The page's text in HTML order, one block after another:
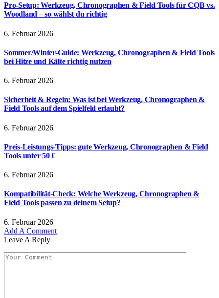
Pro-Setup: Werkzeug, Chronographen & Field Tools für CQB vs.
Woodland – so wählst du richtig
6. Februar 2026
Sommer/Winter-Guide: Werkzeug, Chronographen & Field Tools
bei Hitze und Kälte richtig nutzen
6. Februar 2026
Sicherheit & Regeln: Was ist bei Werkzeug, Chronographen &
Field Tools auf dem Spielfeld erlaubt?
6. Februar 2026
Preis-Leistungs-Tipps: gute Werkzeug, Chronographen & Field
Tools unter 50 €
6. Februar 2026
Kompatibilität-Check: Welche Werkzeug, Chronographen &
Field Tools passen zu deinem Setup?
6. Februar 2026
Add A Comment
Leave A Reply